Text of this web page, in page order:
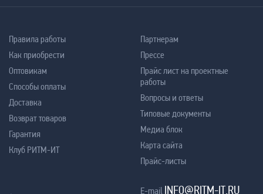
Правила работы
Как приобрести
Оптовикам
Способы оплаты
Доставка
Возврат товаров
Гарантия
Клуб РИТМ-ИТ
Партнерам
Прессе
Прайс лист на проектные
работы
Вопросы и ответы
Типовые документы
Медиа блок
Карта сайта
Прайс-листы
E-mail INFO@RITM-IT.RU